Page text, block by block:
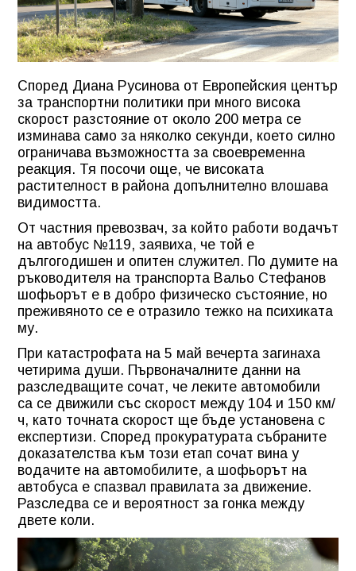
Според Диана Русинова от Европейския център
за транспортни политики при много висока
скорост разстояние от около 200 метра се
изминава само за няколко секунди, което силно
ограничава възможността за своевременна
реакция. Тя посочи още, че високата
растителност в района допълнително влошава
видимостта.
От частния превозвач, за който работи водачът
на автобус №119, заявиха, че той е
дългогодишен и опитен служител. По думите на
ръководителя на транспорта Вальо Стефанов
шофьорът е в добро физическо състояние, но
преживяното се е отразило тежко на психиката
му.
При катастрофата на 5 май вечерта загинаха
четирима души. Първоначалните данни на
разследващите сочат, че леките автомобили
са се движили със скорост между 104 и 150 км/
ч, като точната скорост ще бъде установена с
експертизи. Според прокуратурата събраните
доказателства към този етап сочат вина у
водачите на автомобилите, а шофьорът на
автобуса е спазвал правилата за движение.
Разследва се и вероятност за гонка между
двете коли.